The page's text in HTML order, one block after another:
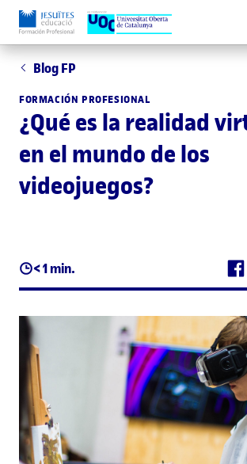
Blog FP
FORMACIÓN PROFESIONAL
¿Qué es la realidad
en el mundo de los
videojuegos?
< 1 min.